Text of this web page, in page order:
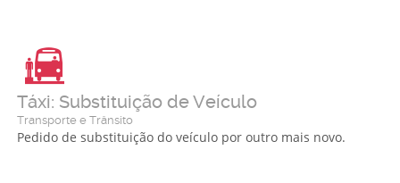
Táxi: Substituição de Veículo
Transporte e Trânsito
Pedido de substituição do veículo por outro mais novo.